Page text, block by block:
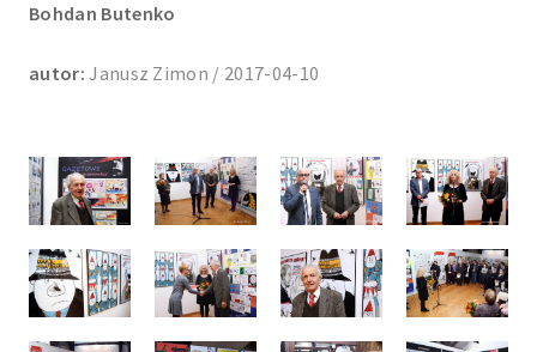
Bohdan Butenko
autor: Janusz Zimon / 2017-04-10